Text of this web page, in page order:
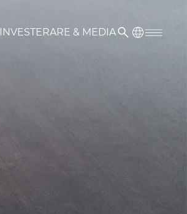
INVESTERARE & MEDIA